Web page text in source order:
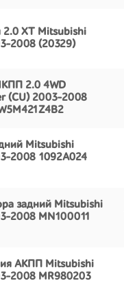
2.0 XT Mitsubishi
2008 (20329)
2.0 4WD
(CU) 2003-2008
Mitsubishi
2008 1092A024
задний Mitsubishi
2008 MN100011
АКПП Mitsubishi
2008 MR980203